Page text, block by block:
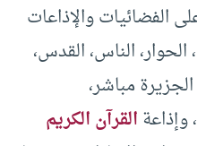
الفضائيات والإذاعات
الحوار، الناس، القدس،
الجزيرة مباشر،
وإذاعةالقرآن الكريم